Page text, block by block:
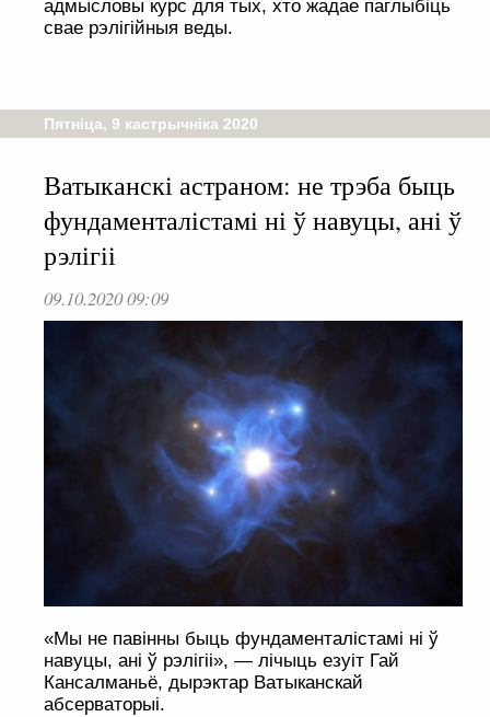
адмысловы курс для тых, хто жадае паглыбіць
свае рэлігійныя веды.
Пятніца, 9 кастрычніка 2020
Ватыканскі астраном: не трэба быць
фундаменталістамі ні ў навуцы, ані ў
рэлігіі
09.10.2020 09:09
«Мы не павінны быць фундаменталістамі ні ў
навуцы, ані ў рэлігіі», — лічыць езуіт Гай
Кансалманьё, дырэктар Ватыканскай
абсерваторыі.